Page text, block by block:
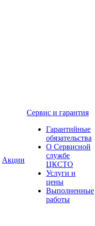
Акции
Сервис и гарантия
Гарантийные
обязательства
О Сервисной
службе
ЦКСТО
Услуги и
цены
Выполненные
работы